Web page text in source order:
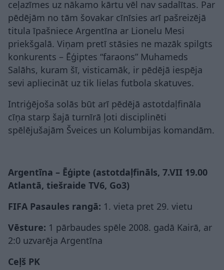
ceļazīmes uz nākamo kārtu vēl nav sadalītas. Par
pēdējām no tām šovakar cīnīsies arī pašreizējā
titula īpašniece Argentīna ar Lionelu Mesi
priekšgalā. Viņam pretī stāsies ne mazāk spilgts
konkurents – Ēģiptes “faraons” Muhameds
Salāhs, kuram šī, visticamāk, ir pēdējā iespēja
sevi apliecināt uz tik lielas futbola skatuves.
Intriģējoša solās būt arī pēdējā astotdaļfināla
cīņa starp šajā turnīrā ļoti disciplinēti
spēlējušajām Šveices un Kolumbijas komandām.
Argentīna – Ēģipte (astotdaļfināls, 7.VII 19.00
Atlantā, tiešraide TV6, Go3)
FIFA Pasaules rangā: 1. vieta pret 29. vietu
Vēsture: 1 pārbaudes spēle 2008. gadā Kairā, ar
2:0 uzvarēja Argentīna
Ceļš PK